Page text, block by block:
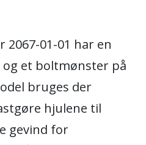
2067-01-01 har en
et boltmønster på
bruges der
hjulene til
gevind for